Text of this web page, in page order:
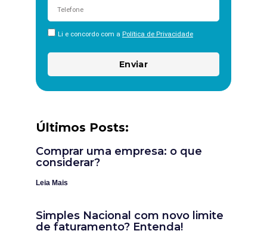
Li e concordo com a Política de Privacidade
Enviar
Últimos Posts:
Comprar uma empresa: o que
considerar?
Leia Mais
Simples Nacional com novo limite
de faturamento? Entenda!